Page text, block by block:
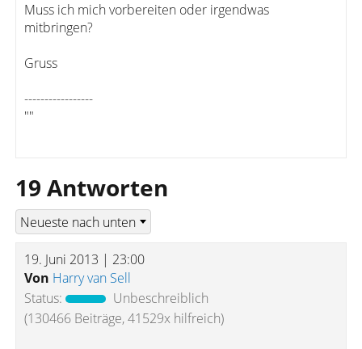
Muss ich mich vorbereiten oder irgendwas
mitbringen?
Gruss
-----------------
""
19 Antworten
19. Juni 2013 | 23:00
Von Harry van Sell
Status:
Unbeschreiblich
(130466 Beiträge, 41529x hilfreich)